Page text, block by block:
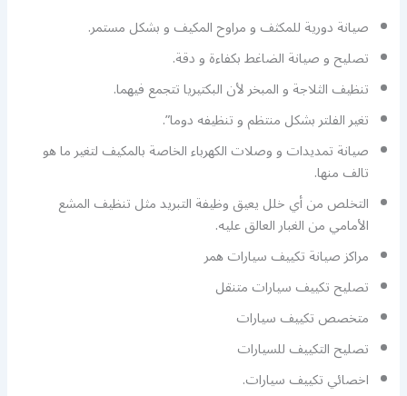
صيانة دورية للمكثف و مراوح المكيف و بشكل مستمر.
تصليح و صيانة الضاغط بكفاءة و دقة.
تنظيف الثلاجة و المبخر لأن البكتيريا تتجمع فيهما.
تغير الفلتر بشكل منتظم و تنظيفه دوما”.
صيانة تمديدات و وصلات الكهرباء الخاصة بالمكيف لتغير ما هو
تالف منها.
التخلص من أي خلل يعيق وظيفة التبريد مثل تنظيف المشع
الأمامي من الغبار العالق عليه.
مراكز صيانة تكييف سيارات همر
تصليح تكييف سيارات متنقل
متخصص تكييف سيارات
تصليح التكييف للسيارات
اخصائي تكييف سيارات.